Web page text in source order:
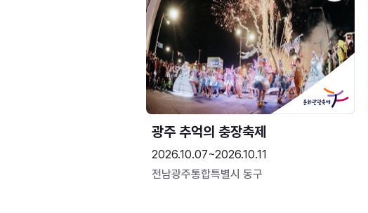
광주 추억의 충장축제
2026.10.07~2026.10.11
전남광주통합특별시 동구